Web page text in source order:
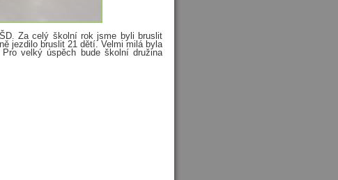
Za celý školní rok jsme byli bruslit
jezdilo bruslit 21 dětí. Velmi milá byla
velký úspěch bude školní družina